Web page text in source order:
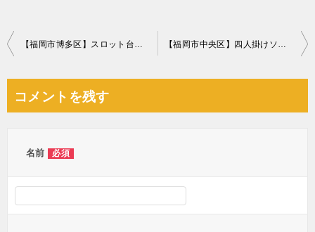
投
ビ
【福岡市博多区】スロット台の回収・処分ご依頼 お客様の声 【福岡市中央区】四人掛けソファー、クッションの回収・処分ご依頼
コメントを残す
名前 必須